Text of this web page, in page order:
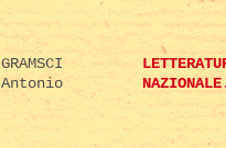
GRAMSCI
Antonio